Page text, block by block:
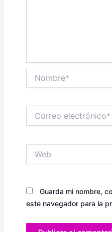
electrónico*
Guarda mi nombre,
este navegador para la